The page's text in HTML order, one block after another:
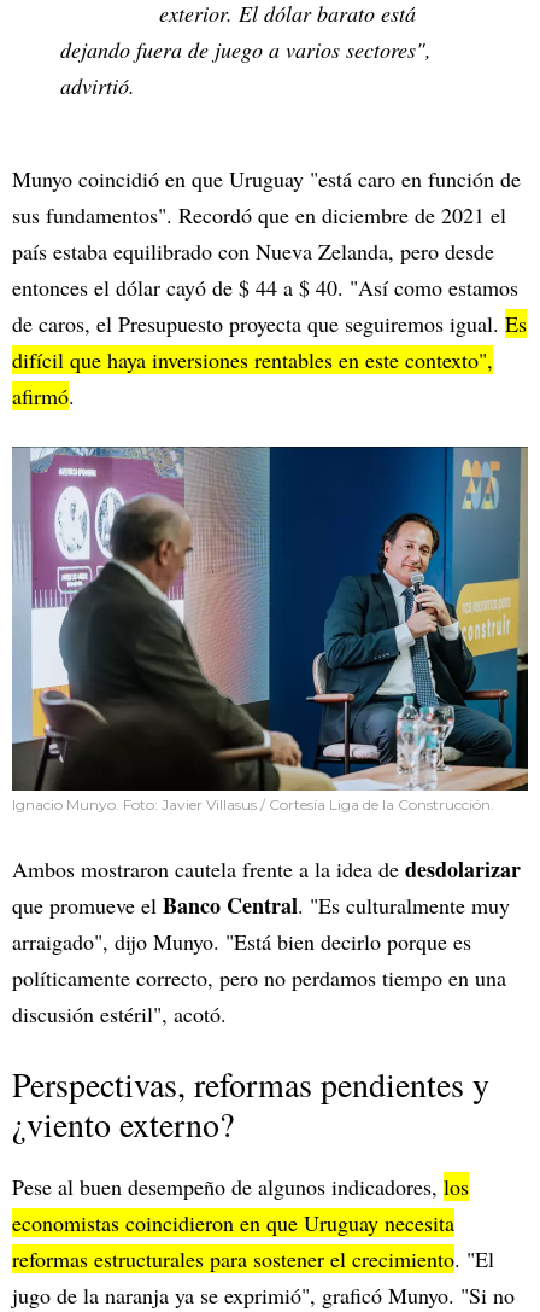
exterior. El dólar barato está
dejando fuera de juego a varios sectores",
advirtió.
Munyo coincidió en que Uruguay "está caro en función de
sus fundamentos". Recordó que en diciembre de 2021 el
país estaba equilibrado con Nueva Zelanda, pero desde
entonces el dólar cayó de $ 44 a $ 40. "Así como estamos
de caros, el Presupuesto proyecta que seguiremos igual. Es
difícil que haya inversiones rentables en este contexto",
afirmó.
Ignacio Munyo. Foto: Javier Villasus / Cortesía Liga de la Construcción.
Ambos mostraron cautela frente a la idea de desdolarizar
que promueve el Banco Central. "Es culturalmente muy
arraigado", dijo Munyo. "Está bien decirlo porque es
políticamente correcto, pero no perdamos tiempo en una
discusión estéril", acotó.
Perspectivas, reformas pendientes y
¿viento externo?
Pese al buen desempeño de algunos indicadores, los
economistas coincidieron en que Uruguay necesita
reformas estructurales para sostener el crecimiento. "El
jugo de la naranja ya se exprimió", graficó Munyo. "Si no